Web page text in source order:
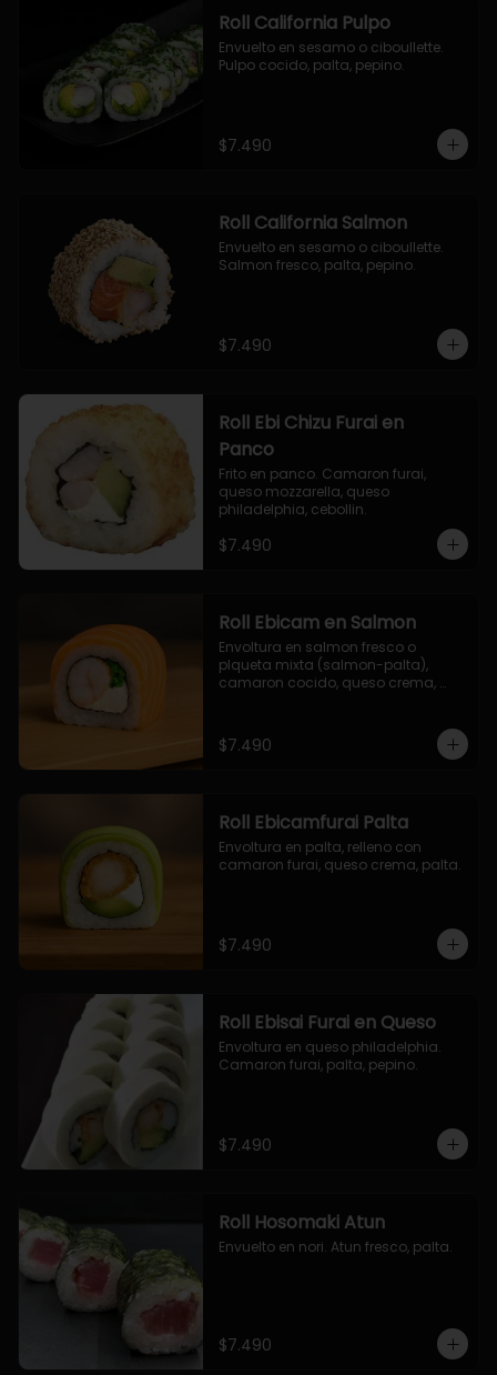
Roll California Pulpo
Envuelto en sesamo o ciboullette.
Pulpo cocido, palta, pepino.
$7.490
Roll California Salmon
Envuelto en sesamo o ciboullette.
Salmon fresco, palta, pepino.
$7.490
Roll Ebi Chizu Furai en
Panco
Frito en panco. Camaron furai,
queso mozzarella, queso
philadelphia, cebollin.
$7.490
Roll Ebicam en Salmon
Envoltura en salmon fresco o
plqueta mixta (salmon-palta),
camaron cocido, queso crema,
$7.490
Roll Ebicamfurai Palta
Envoltura en palta, relleno con
camaron furai, queso crema, palta.
$7.490
Roll Ebisai Furai en Queso
Envoltura en queso philadelphia.
Camaron furai, palta, pepino.
$7.490
Roll Hosomaki Atun
Envuelto en nori. Atun fresco, palta.
$7.490